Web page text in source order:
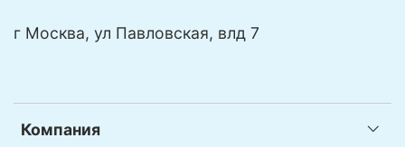
Компания
г Москва, ул Павловская, влд 7